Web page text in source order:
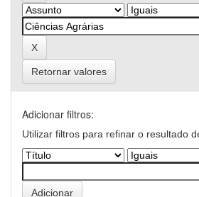
Retornar valores
Adicionar filtros:
Utilizar filtros para refinar o resultado